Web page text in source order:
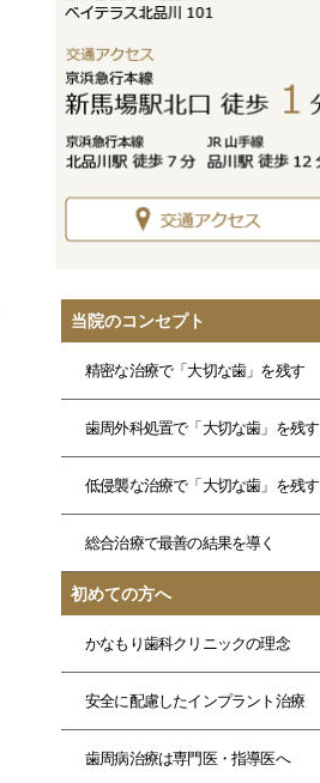
当院のコンセプト
精密な治療で「大切な歯」を残す
歯周外科処置で「大切な歯」を残す
低侵襲な治療で「大切な歯」を残す
総合治療で最善の結果を導く
初めての方へ
かなもり歯科クリニックの理念
安全に配慮したインプラント治療
歯周病治療は専門医・指導医へ